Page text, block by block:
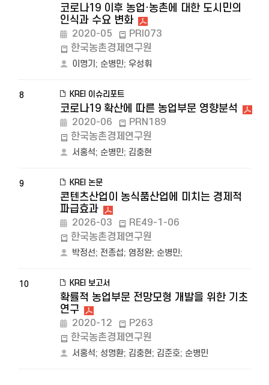
코로나19 이후 농업·농촌에 대한 도시민의
인식과 수요 변화
2020-05
PRI073
한국농촌경제연구원
이명기 ; 순병민; 우성휘
8 KREI 이슈리포트
코로나19 확산에 따른 농업부문 영향분석
2020-06
PRN189
한국농촌경제연구원
서홍석; 순병민; 김충현
9 KREI 논문
콘텐츠산업이 농식품산업에 미치는 경제적
파급효과
2026-03
RE49-1-06
한국농촌경제연구원
박정선; 전종섭; 염정완; 순병민;
10 KREI 보고서
확률적 농업부문 전망모형 개발을 위한 기초
연구
2020-12
P263
한국농촌경제연구원
서홍석; 성명환; 김충현; 김준호; 순병민